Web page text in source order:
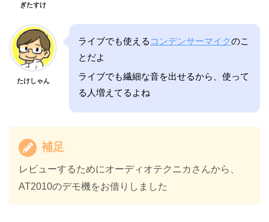
ぎたすけ
たけしゃん
ライブでも使える コンデンサーマイクのこ
とだよ
ライブでも繊細な音を出せるから、使って
る人増えてるよね
補足
レビューするためにオーディオテクニカさんから、
AT2010のデモ機をお借りしました